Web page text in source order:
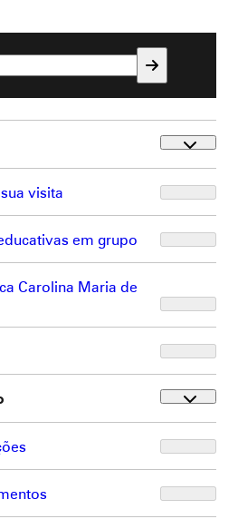
visita
em grupo
Carolina Maria de